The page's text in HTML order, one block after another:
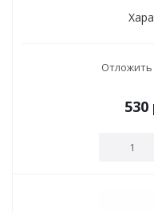
Отложить
530